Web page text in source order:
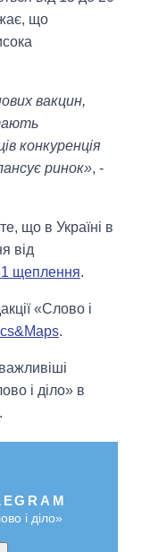
що
вакцин,
конкуренція
ринок», -
що в Україні в
від
щеплення.
«Слово і
.
і діло» в
.
і діло»